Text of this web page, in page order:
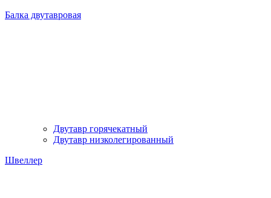
Балка двутавровая
Двутавр горячекатный
Двутавр низколегированный
Швеллер